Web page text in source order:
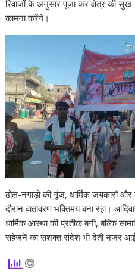
रिवाजों के अनुसार पूजा कर क्षेत्र की
कामना करेंगे।
ढोल-नगाड़ों की गूंज, धार्मिक जयकारों
दौरान वातावरण भक्तिमय बना रहा।
धार्मिक आस्था की प्रतीक बनी, बल्कि
सहेजने का सशक्त संदेश भी देती नजर